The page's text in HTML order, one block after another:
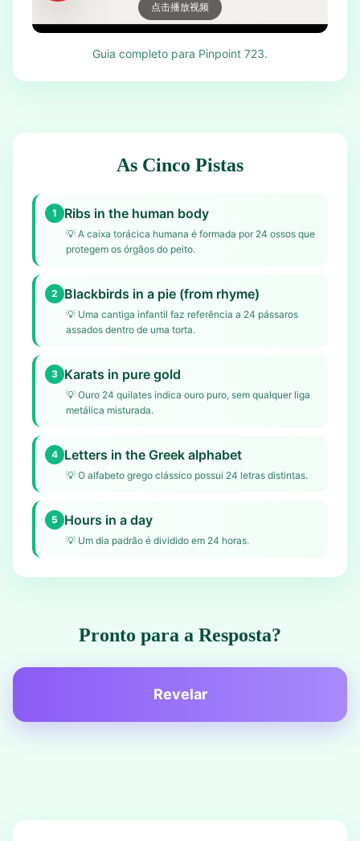
点击播放视频
Guia completo para Pinpoint 723.
As Cinco Pistas
1 Ribs in the human body
💡 A caixa torácica humana é formada por 24 ossos que
protegem os órgãos do peito.
2 Blackbirds in a pie (from rhyme)
💡 Uma cantiga infantil faz referência a 24 pássaros
assados dentro de uma torta.
3 Karats in pure gold
💡 Ouro 24 quilates indica ouro puro, sem qualquer liga
metálica misturada.
4 Letters in the Greek alphabet
💡 O alfabeto grego clássico possui 24 letras distintas.
5 Hours in a day
💡 Um dia padrão é dividido em 24 horas.
Pronto para a Resposta?
Revelar